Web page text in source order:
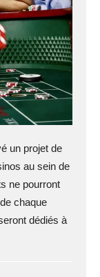
un projet de
au sein de
ne pourront
chaque
dédiés à